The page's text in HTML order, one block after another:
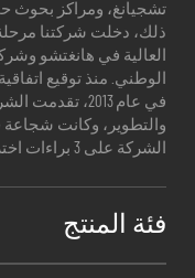
تشجيانغ، ومراكز بحوث
ذلك، دخلت شركتنا
العالية في هانغتشو
الوطني. منذ توقيع
في عام 2013،
والتطوير، وكانت
الشركة على 3 براءات اختراع و17 براءة اختراع عملية.
فئة المنتج